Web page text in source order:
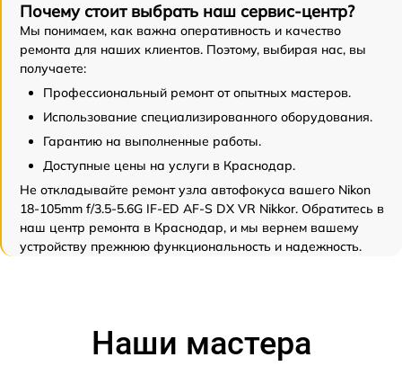
Почему стоит выбрать наш сервис-центр?
Мы понимаем, как важна оперативность и качество
ремонта для наших клиентов. Поэтому, выбирая нас, вы
получаете:
Профессиональный ремонт от опытных мастеров.
Использование специализированного оборудования.
Гарантию на выполненные работы.
Доступные цены на услуги в Краснодар.
Не откладывайте ремонт узла автофокуса вашего Nikon
18-105mm f/3.5-5.6G IF-ED AF-S DX VR Nikkor. Обратитесь в
наш центр ремонта в Краснодар, и мы вернем вашему
устройству прежнюю функциональность и надежность.
Наши мастера